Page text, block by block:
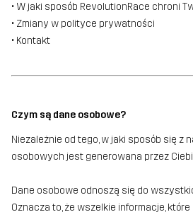
• W jaki sposób RevolutionRace chroni
• Zmiany w polityce prywatności
• Kontakt
Czym są dane osobowe?
Niezależnie od tego, w jaki sposób się z
osobowych jest generowana przez
Dane osobowe odnoszą się do
Oznacza to, że wszelkie informacje,